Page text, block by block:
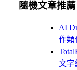
隨機文章推薦
AI
作類
文字